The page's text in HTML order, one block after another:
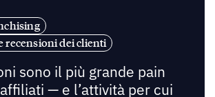
recensioni dei clienti
sono il più grande pain
— e l’attività per cui